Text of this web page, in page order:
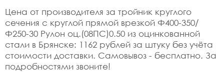
Цена от производителя за тройник круглого
сечения с круглой прямой врезкой Ф400-350/
Ф250-30 Рулон оц.(08ПС)0.50 из оцинкованной
стали в Брянске: 1162 рублей за штуку без учёта
стоимости доставки. Самовывоз - бесплатно. За
подробностями звоните!